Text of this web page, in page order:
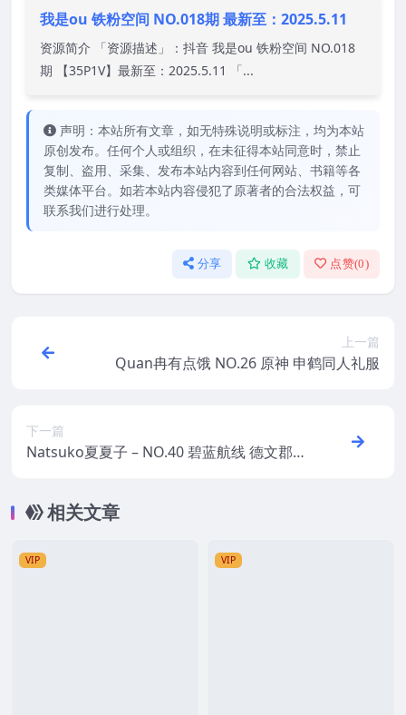
我是ou 铁粉空间 NO.018期 最新至：2025.5.11
资源简介 「资源描述」：抖音 我是ou 铁粉空间 NO.018
期 【35P1V】最新至：2025.5.11 「...
声明：本站所有文章，如无特殊说明或标注，均为本站
原创发布。任何个人或组织，在未征得本站同意时，禁止
复制、盗用、采集、发布本站内容到任何网站、书籍等各
类媒体平台。如若本站内容侵犯了原著者的合法权益，可
联系我们进行处理。
分享 收藏 点赞(0)
上一篇
Quan冉有点饿 NO.26 原神 申鹤同人礼服
下一篇
Natsuko夏夏子 – NO.40 碧蓝航线 德文郡魅
相关文章
VIP VIP